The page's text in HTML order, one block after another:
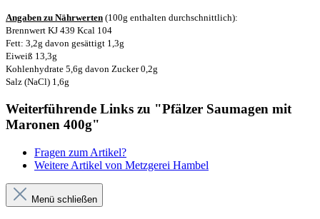
Angaben zu Nährwerten (100g enthalten durchschnittlich):
Brennwert KJ 439 Kcal 104
Fett: 3,2g davon gesättigt 1,3g
Eiweiß 13,3g
Kohlenhydrate 5,6g davon Zucker 0,2g
Salz (NaCl) 1,6g
Weiterführende Links zu "Pfälzer Saumagen mit
Maronen 400g"
Fragen zum Artikel?
Weitere Artikel von Metzgerei Hambel
Menü schließen